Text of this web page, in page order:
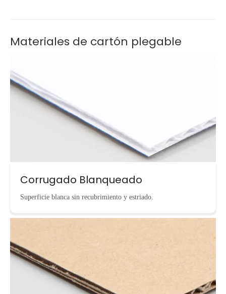
Materiales de cartón plegable
Corrugado Blanqueado
Superficie blanca sin recubrimiento y estriado.